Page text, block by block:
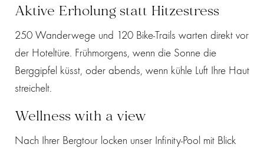
Aktive Erholung statt Hitzestress
250 Wanderwege und 120 Bike-Trails warten direkt vor
der Hoteltüre. Frühmorgens, wenn die Sonne die
Berggipfel küsst, oder abends, wenn kühle Luft Ihre Haut
streichelt.
Wellness with a view
Nach Ihrer Bergtour locken unser Infinity-Pool mit Blick